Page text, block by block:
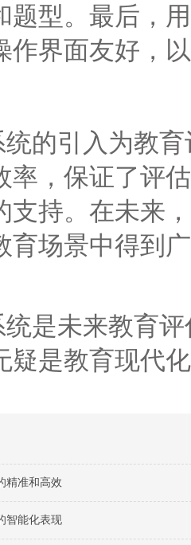
题型。最后，
作界面友好，
引入为教育
率，保证了评
支持。在未来
育场景中得到
未来教育评
疑是教育现代
精准和高效
智能化表现